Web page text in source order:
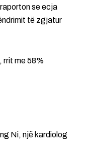
se ecja
të zgjatur
rrit me 58%
Ni, një kardiolog